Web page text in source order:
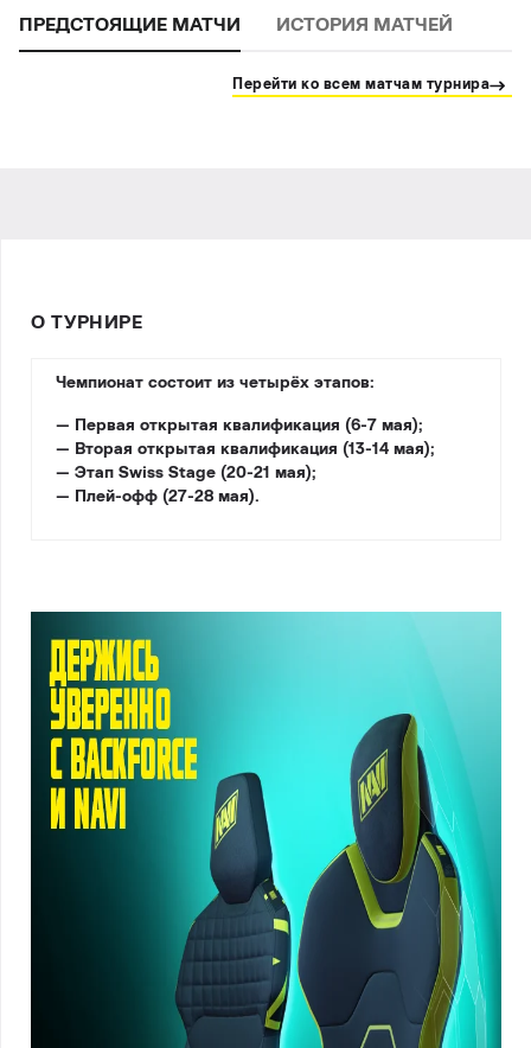
ПРЕДСТОЯЩИЕ МАТЧИ ИСТОРИЯ МАТЧЕЙ
Перейти ко всем матчам турнира
О ТУРНИРЕ
Чемпионат состоит из четырёх этапов:
— Первая открытая квалификация (6-7 мая);
— Вторая открытая квалификация (13-14 мая);
— Этап Swiss Stage (20-21 мая);
— Плей-офф (27-28 мая).